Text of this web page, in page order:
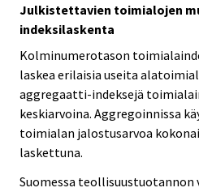
Julkistettavien toimialojen
indeksilaskenta
Kolminumerotason
laskea erilaisia useita
aggregaatti-indeksejä
keskiarvoina. Aggregoinnissa
toimialan jalostusarvoa
laskettuna.
Suomessa teollisuustuotannon